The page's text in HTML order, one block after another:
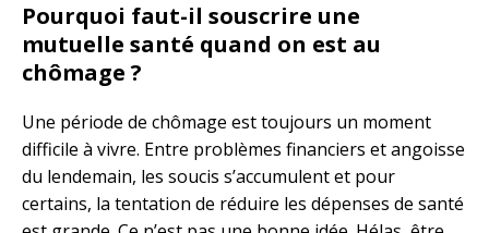
Pourquoi faut-il souscrire une
mutuelle santé quand on est au
chômage ?
Une période de chômage est toujours un moment
difficile à vivre. Entre problèmes financiers et angoisse
du lendemain, les soucis s’accumulent et pour
certains, la tentation de réduire les dépenses de santé